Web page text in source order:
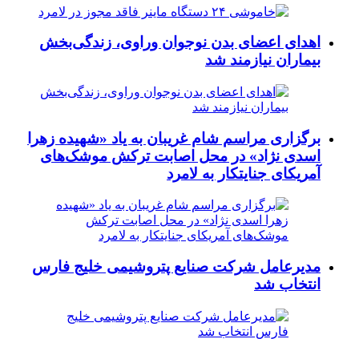
اهدای اعضای بدن نوجوان وراوی، زندگی‌بخش
بیماران نیازمند شد
برگزاری مراسم شام غریبان به یاد «شهیده زهرا
اسدی نژاد» در محل اصابت ترکش موشک‌های
آمریکای جنایتکار به لامرد
مدیرعامل شرکت صنایع پتروشیمی خلیج فارس
انتخاب شد